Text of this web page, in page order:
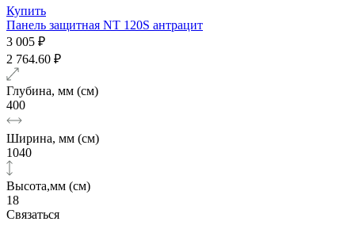
Купить
Панель защитная NT 120S антрацит
3 005 ₽
2 764.60 ₽
Глубина, мм (см)
400
Ширина, мм (см)
1040
Высота,мм (см)
18
Связаться